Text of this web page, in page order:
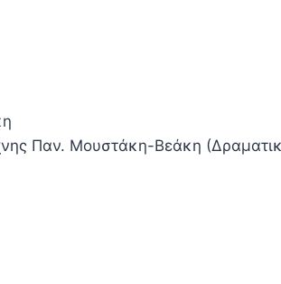
Παν. Μουστάκη-Βεάκη